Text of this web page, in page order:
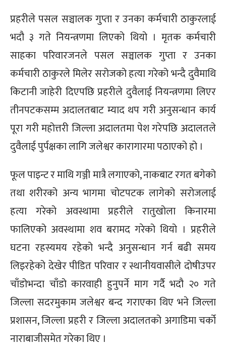
प्रहरीले पसल सञ्चालक गुप्ता र उनका कर्मचारी ठाकुरलाई
भदौ ३ गते नियन्त्रणमा लिएको थियो । मृतक कर्मचारी
साहका परिवारजनले पसल सञ्चालक गुप्ता र उनका
कर्मचारी ठाकुरले मिलेर सरोजको हत्या गरेको भन्दै दुवैमाथि
किटानी जाहेरी दिएपछि प्रहरीले दुवैलाई नियन्त्रणमा लिएर
तीनपटकसम्म अदालतबाट म्याद थप गरी अनुसन्धान कार्य
पूरा गरी महोत्तरी जिल्ला अदालतमा पेश गरेपछि अदालतले
दुवैलाई पुर्पक्षका लागि जलेश्वर कारागारमा पठाएको हो ।
फूल पाइन्ट र माथि गञ्जी मात्रै लगाएको, नाकबाट रगत बगेको
तथा शरीरको अन्य भागमा चोटपटक लागेको सरोजलाई
हत्या गरेको अवस्थामा प्रहरीले रातुखोला किनारमा
फालिएको अवस्थामा शव बरामद गरेको थियो । प्रहरीले
घटना रहस्यमय रहेको भन्दै अनुसन्धान गर्न बढी समय
लिइरहेको देखेर पीडित परिवार र स्थानीयवासीले दोषीउपर
चाँडोभन्दा चाँडो कारवाही हुनुपर्ने माग गर्दै भदौ २० गते
जिल्ला सदरमुकाम जलेश्वर बन्द गराएका थिए भने जिल्ला
प्रशासन, जिल्ला प्रहरी र जिल्ला अदालतको अगाडिमा चर्को
नाराबाजीसमेत गरेका थिए ।